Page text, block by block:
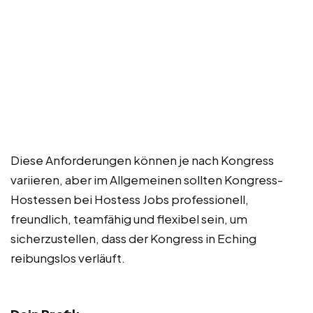
Diese Anforderungen können je nach Kongress
variieren, aber im Allgemeinen sollten Kongress-
Hostessen bei Hostess Jobs professionell,
freundlich, teamfähig und flexibel sein, um
sicherzustellen, dass der Kongress in Eching
reibungslos verläuft.